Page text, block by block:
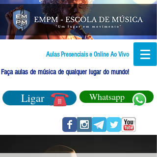
Aulas Presenciais e Online Ao Vivo
Faça aulas de música de qualquer lugar do mundo!
Ligar Whatsapp